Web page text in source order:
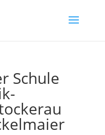
Schule